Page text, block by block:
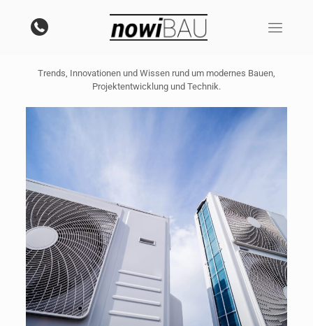
NowiBAU Insights
Trends, Innovationen und Wissen rund um modernes Bauen,
Projektentwicklung und Technik.